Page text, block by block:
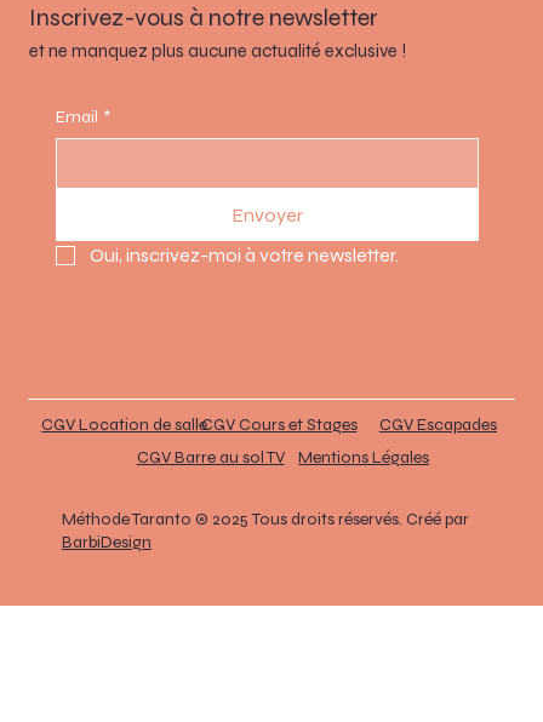
Inscrivez-vous à notre newsletter
et ne manquez plus aucune actualité exclusive !
Email *
Envoyer
Oui, inscrivez-moi à votre newsletter.
CGV Location de salleCGV Cours et Stages
CGV Escapades
CGV Barre au sol TV
Mentions Légales
Méthode Taranto © 2025 Tous droits réservés. Créé par
BarbiDesign